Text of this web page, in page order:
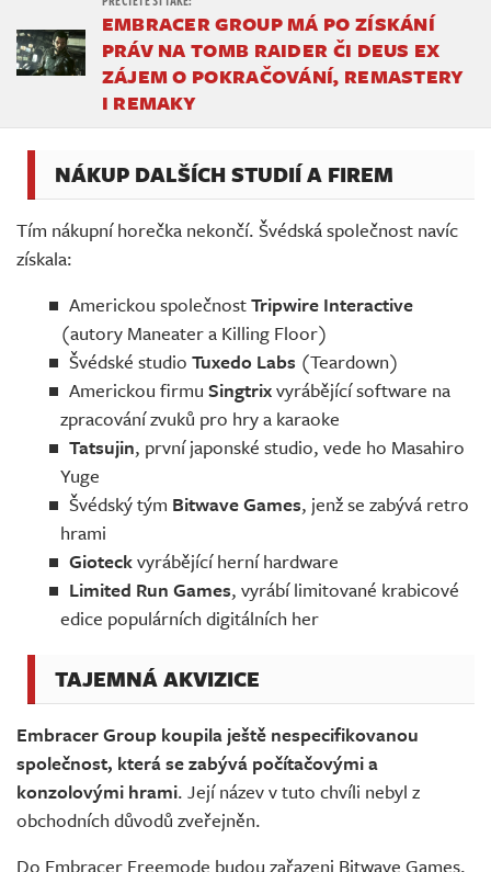
EMBRACER GROUP MÁ PO ZÍSKÁNÍ
PRÁV NA TOMB RAIDER ČI DEUS EX
ZÁJEM O POKRAČOVÁNÍ, REMASTERY
I REMAKY
NÁKUP DALŠÍCH STUDIÍ A FIREM
Tím nákupní horečka nekončí. Švédská společnost navíc
získala:
Americkou společnostTripwire Interactive
(autory Maneater a Killing Floor)
Švédské studio Tuxedo Labs (Teardown)
Americkou firmu Singtrixvyrábějící software na
zpracování zvuků pro hry a karaoke
Tatsujin, první japonské studio, vede ho Masahiro
Yuge
Švédský tým Bitwave Games, jenž se zabývá retro
hrami
Gioteckvyrábějící herní hardware
Limited Run Games, vyrábí limitované krabicové
edice populárních digitálních her
TAJEMNÁ AKVIZICE
Embracer Group koupila ještě nespecifikovanou
společnost, která se zabývá počítačovými a
konzolovými hrami. Její název v tuto chvíli nebyl z
obchodních důvodů zveřejněn.
Do Embracer Freemode budou zařazeni Bitwave Games,